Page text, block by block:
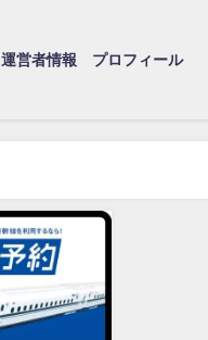
運営者情報 プロフィール